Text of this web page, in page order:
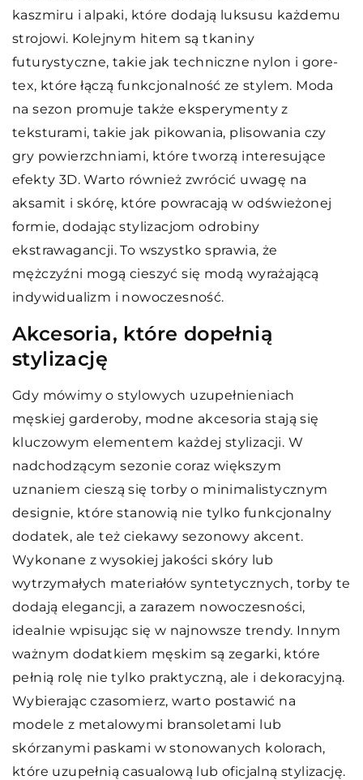
kaszmiru i alpaki, które dodają luksusu każdemu
strojowi. Kolejnym hitem są tkaniny
futurystyczne, takie jak techniczne nylon i gore-
tex, które łączą funkcjonalność ze stylem. Moda
na sezon promuje także eksperymenty z
teksturami, takie jak pikowania, plisowania czy
gry powierzchniami, które tworzą interesujące
efekty 3D. Warto również zwrócić uwagę na
aksamit i skórę, które powracają w odświeżonej
formie, dodając stylizacjom odrobiny
ekstrawagancji. To wszystko sprawia, że
mężczyźni mogą cieszyć się modą wyrażającą
indywidualizm i nowoczesność.
Akcesoria, które dopełnią
stylizację
Gdy mówimy o stylowych uzupełnieniach
męskiej garderoby, modne akcesoria stają się
kluczowym elementem każdej stylizacji. W
nadchodzącym sezonie coraz większym
uznaniem cieszą się torby o minimalistycznym
designie, które stanowią nie tylko funkcjonalny
dodatek, ale też ciekawy sezonowy akcent.
Wykonane z wysokiej jakości skóry lub
wytrzymałych materiałów syntetycznych, torby te
dodają elegancji, a zarazem nowoczesności,
idealnie wpisując się w najnowsze trendy. Innym
ważnym dodatkiem męskim są zegarki, które
pełnią rolę nie tylko praktyczną, ale i dekoracyjną.
Wybierając czasomierz, warto postawić na
modele z metalowymi bransoletami lub
skórzanymi paskami w stonowanych kolorach,
które uzupełnią casualową lub oficjalną stylizację.